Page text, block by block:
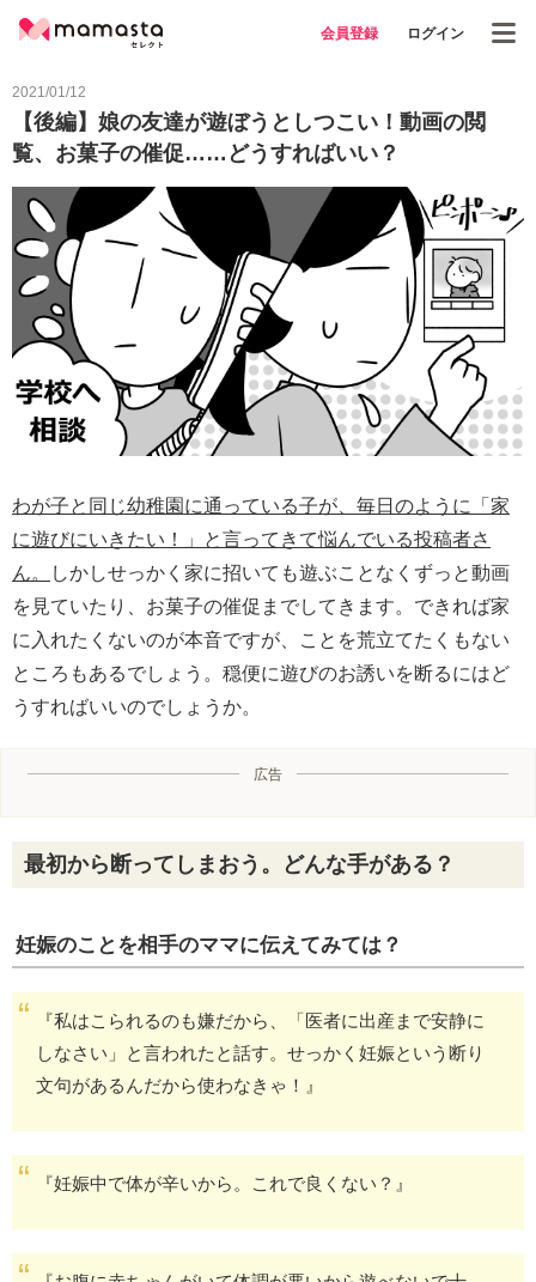
会員登録 ログイン
2021/01/12
【後編】娘の友達が遊ぼうとしつこい！動画の閲
覧、お菓子の催促……どうすればいい？
わが子と同じ幼稚園に通っている子が、毎日のように「家
に遊びにいきたい！」と言ってきて悩んでいる投稿者さ
ん。
しかしせっかく家に招いても遊ぶことなくずっと動画
を見ていたり、お菓子の催促までしてきます。できれば家
に入れたくないのが本音ですが、ことを荒立てたくもない
ところもあるでしょう。穏便に遊びのお誘いを断るにはど
うすればいいのでしょうか。
広告
最初から断ってしまおう。どんな手がある？
妊娠のことを相手のママに伝えてみては？
『私はこられるのも嫌だから、「医者に出産まで安静に
しなさい」と言われたと話す。せっかく妊娠という断り
文句があるんだから使わなきゃ！』
『妊娠中で体が辛いから。これで良くない？』